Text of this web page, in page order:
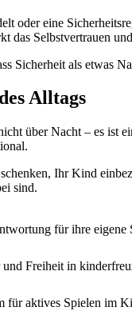
oder eine
das Selbstvertrauen
Sicherheit als etwas
Alltags
über Nacht – es ist
Ihr Kind
sind.
für ihre
Freiheit in
für aktives Spielen im